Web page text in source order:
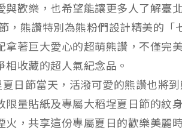
與歡樂，也希望能讓更多人了解臺
，熊讚特別為熊粉們設計精美的「
拿著巨大愛心的超萌熊讚，不僅完
收藏的超人氣紀念品。
日節當天，活潑可愛的熊讚也將
限量貼紙及專屬大稻埕夏日節的紋
，共享這份專屬夏日的歡樂美麗